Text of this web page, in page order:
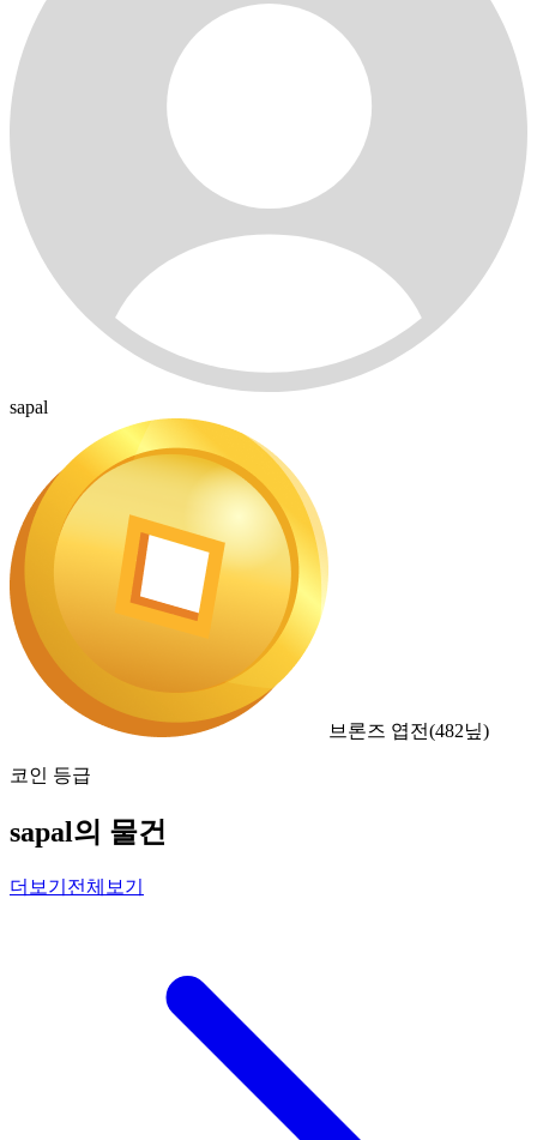
sapal
브론즈 엽전(482닢)
코인 등급
sapal의 물건
더보기 전체보기